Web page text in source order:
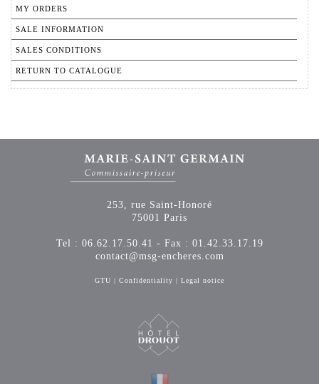
MY ORDERS
SALE INFORMATION
SALES CONDITIONS
RETURN TO CATALOGUE
253, rue Saint-Honoré
75001 Paris
Tel : 06.62.17.50.41 - Fax : 01.42.33.17.19
contact@msg-encheres.com
GTU | Confidentiality | Legal notice